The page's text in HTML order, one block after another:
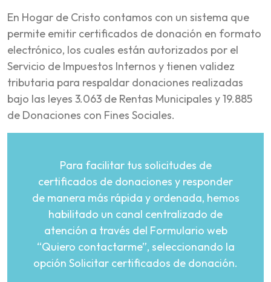
En Hogar de Cristo contamos con un sistema que
permite emitir certificados de donación en formato
electrónico, los cuales están autorizados por el
Servicio de Impuestos Internos y tienen validez
tributaria para respaldar donaciones realizadas
bajo las leyes 3.063 de Rentas Municipales y 19.885
de Donaciones con Fines Sociales.
Para facilitar tus solicitudes de
certificados de donaciones y responder
de manera más rápida y ordenada, hemos
habilitado un canal centralizado de
atención a través del Formulario web
“Quiero contactarme”, seleccionando la
opción Solicitar certificados de donación.